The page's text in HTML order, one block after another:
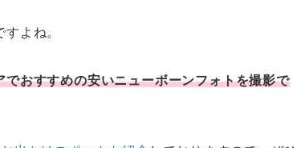
よね。
でおすすめの安いニューボーンフォトを撮影で